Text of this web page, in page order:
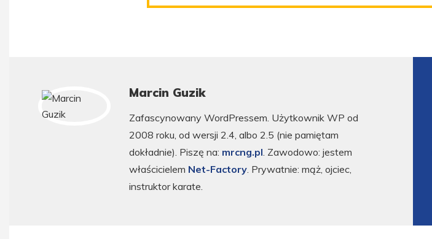
Marcin Guzik
Zafascynowany WordPressem. Użytkownik WP od
2008 roku, od wersji 2.4, albo 2.5 (nie pamiętam
dokładnie). Piszę na: mrcng.pl. Zawodowo: jestem
właścicielem Net-Factory. Prywatnie: mąż, ojciec,
instruktor karate.